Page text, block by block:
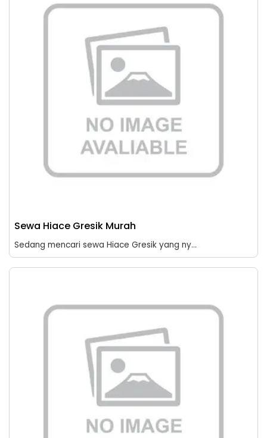
Sewa Hiace Gresik Murah
Sedang mencari sewa Hiace Gresik yang ny...